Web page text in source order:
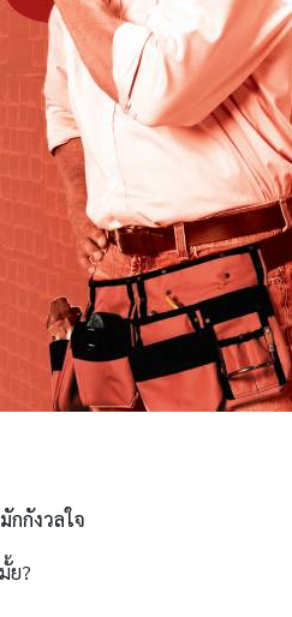
กังวลใจ
ย?